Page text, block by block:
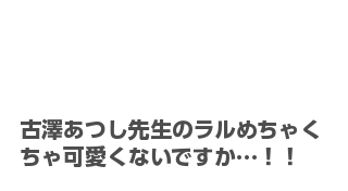
古澤あつし先生のラルめちゃく
ちゃ可愛くないですか…！！